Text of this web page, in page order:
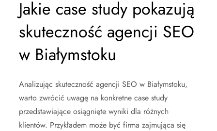
Jakie case study pokazują
skuteczność agencji SEO
w Białymstoku
Analizując skuteczność agencji SEO w Białymstoku,
warto zwrócić uwagę na konkretne case study
przedstawiające osiągnięte wyniki dla różnych
klientów. Przykładem może być firma zajmująca się